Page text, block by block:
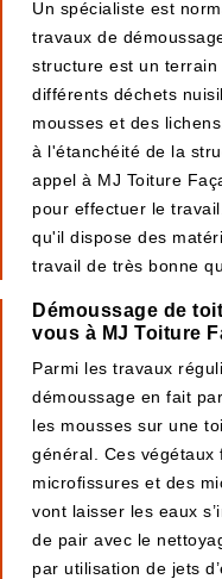
Un spécialiste est
travaux de
structure est un
différents déchets
mousses et des
à l'étanchéité de la
appel à MJ Toiture
pour effectuer le
qu'il dispose des
travail de très bonne
Démoussage de
vous à MJ Toiture
Parmi les travaux
démoussage en fait
les mousses sur une
général. Ces
microfissures et des
vont laisser les eaux
de pair avec le
par utilisation de jets